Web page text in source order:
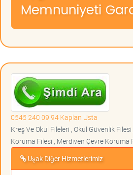
Memnuniyeti
0545 240 09 94 Kaplan Usta
Kreş Ve Okul Fileleri , Okul Güvenlik
Koruma Filesi , Merdiven Çevre Koruma
Uşak Diğer Hizmetlerimiz